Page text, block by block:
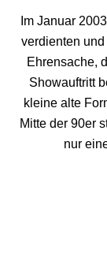
Im Januar
verdienten
Ehrensache,
Showauftritt
kleine alte
Mitte der 90er
nur